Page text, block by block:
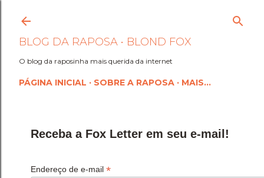
Pular para o conteúdo
BLOG DA RAPOSA • BLOND FOX
O blog da raposinha mais querida da internet
PÁGINA INICIAL SOBRE A RAPOSA MAIS…
Receba a Fox Letter em seu e-mail!
Endereço de e-mail *